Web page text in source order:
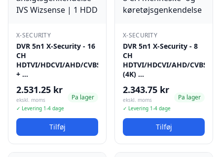
X-SECURITY
DVR 5n1 X-Security - 16
CH
HDTVI/HDCVI/AHD/CVBS
+ …
2.531.25 kr
ekskl. moms
✓ Levering 1-4 dage
Pa lager
Tilføj
X-SECURITY
DVR 5n1 X-Security - 8
CH
HDTVI/HDCVI/AHD/CVBS
(4K) …
2.343.75 kr
ekskl. moms
✓ Levering 1-4 dage
Pa lager
Tilføj